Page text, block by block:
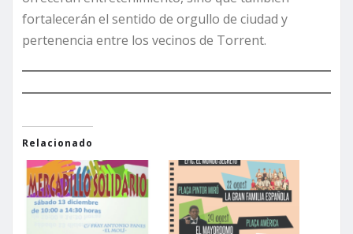
fortalecerán el sentido de orgullo de ciudad y
pertenencia entre los vecinos de Torrent.
Relacionado